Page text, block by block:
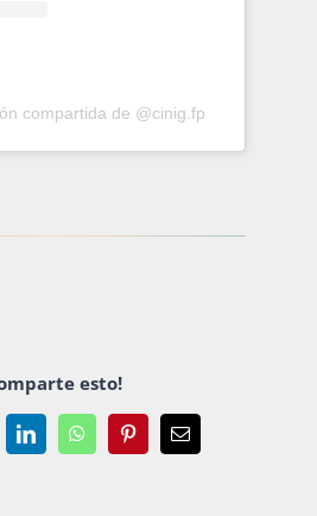
compartida de @cinig.fp
esto!
LinkedInWhatsAppPinterestEmail